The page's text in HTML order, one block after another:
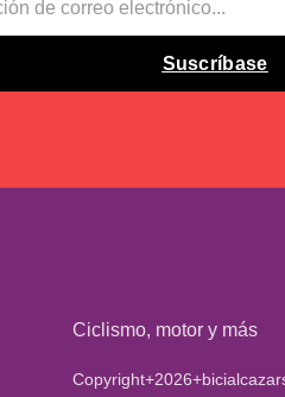
Suscríbase
Ciclismo, motor y más